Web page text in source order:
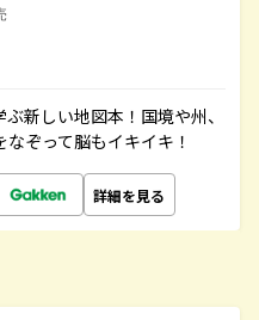
新しい地図本！国境や州、
ぞって脳もイキイキ！
詳細を見る